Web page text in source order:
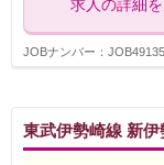
求人の詳細
JOBナンバー：
東武伊勢崎線 新